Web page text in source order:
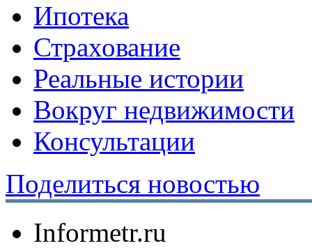
Ипотека
Страхование
Реальные истории
Вокруг недвижимости
Консультации
Поделиться новостью
Informetr.ru